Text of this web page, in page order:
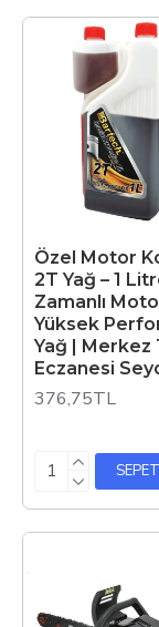
Kolay
Merkez
Güvenli
Odun kesim
Seydişehir’de
online siparişile
dayanıklı ve
adrestesiniz!
Özel Motor
2T Yağ – 1
Zamanlı
Yüksek
Yağ | Merkez
Eczanesi
376,75TL